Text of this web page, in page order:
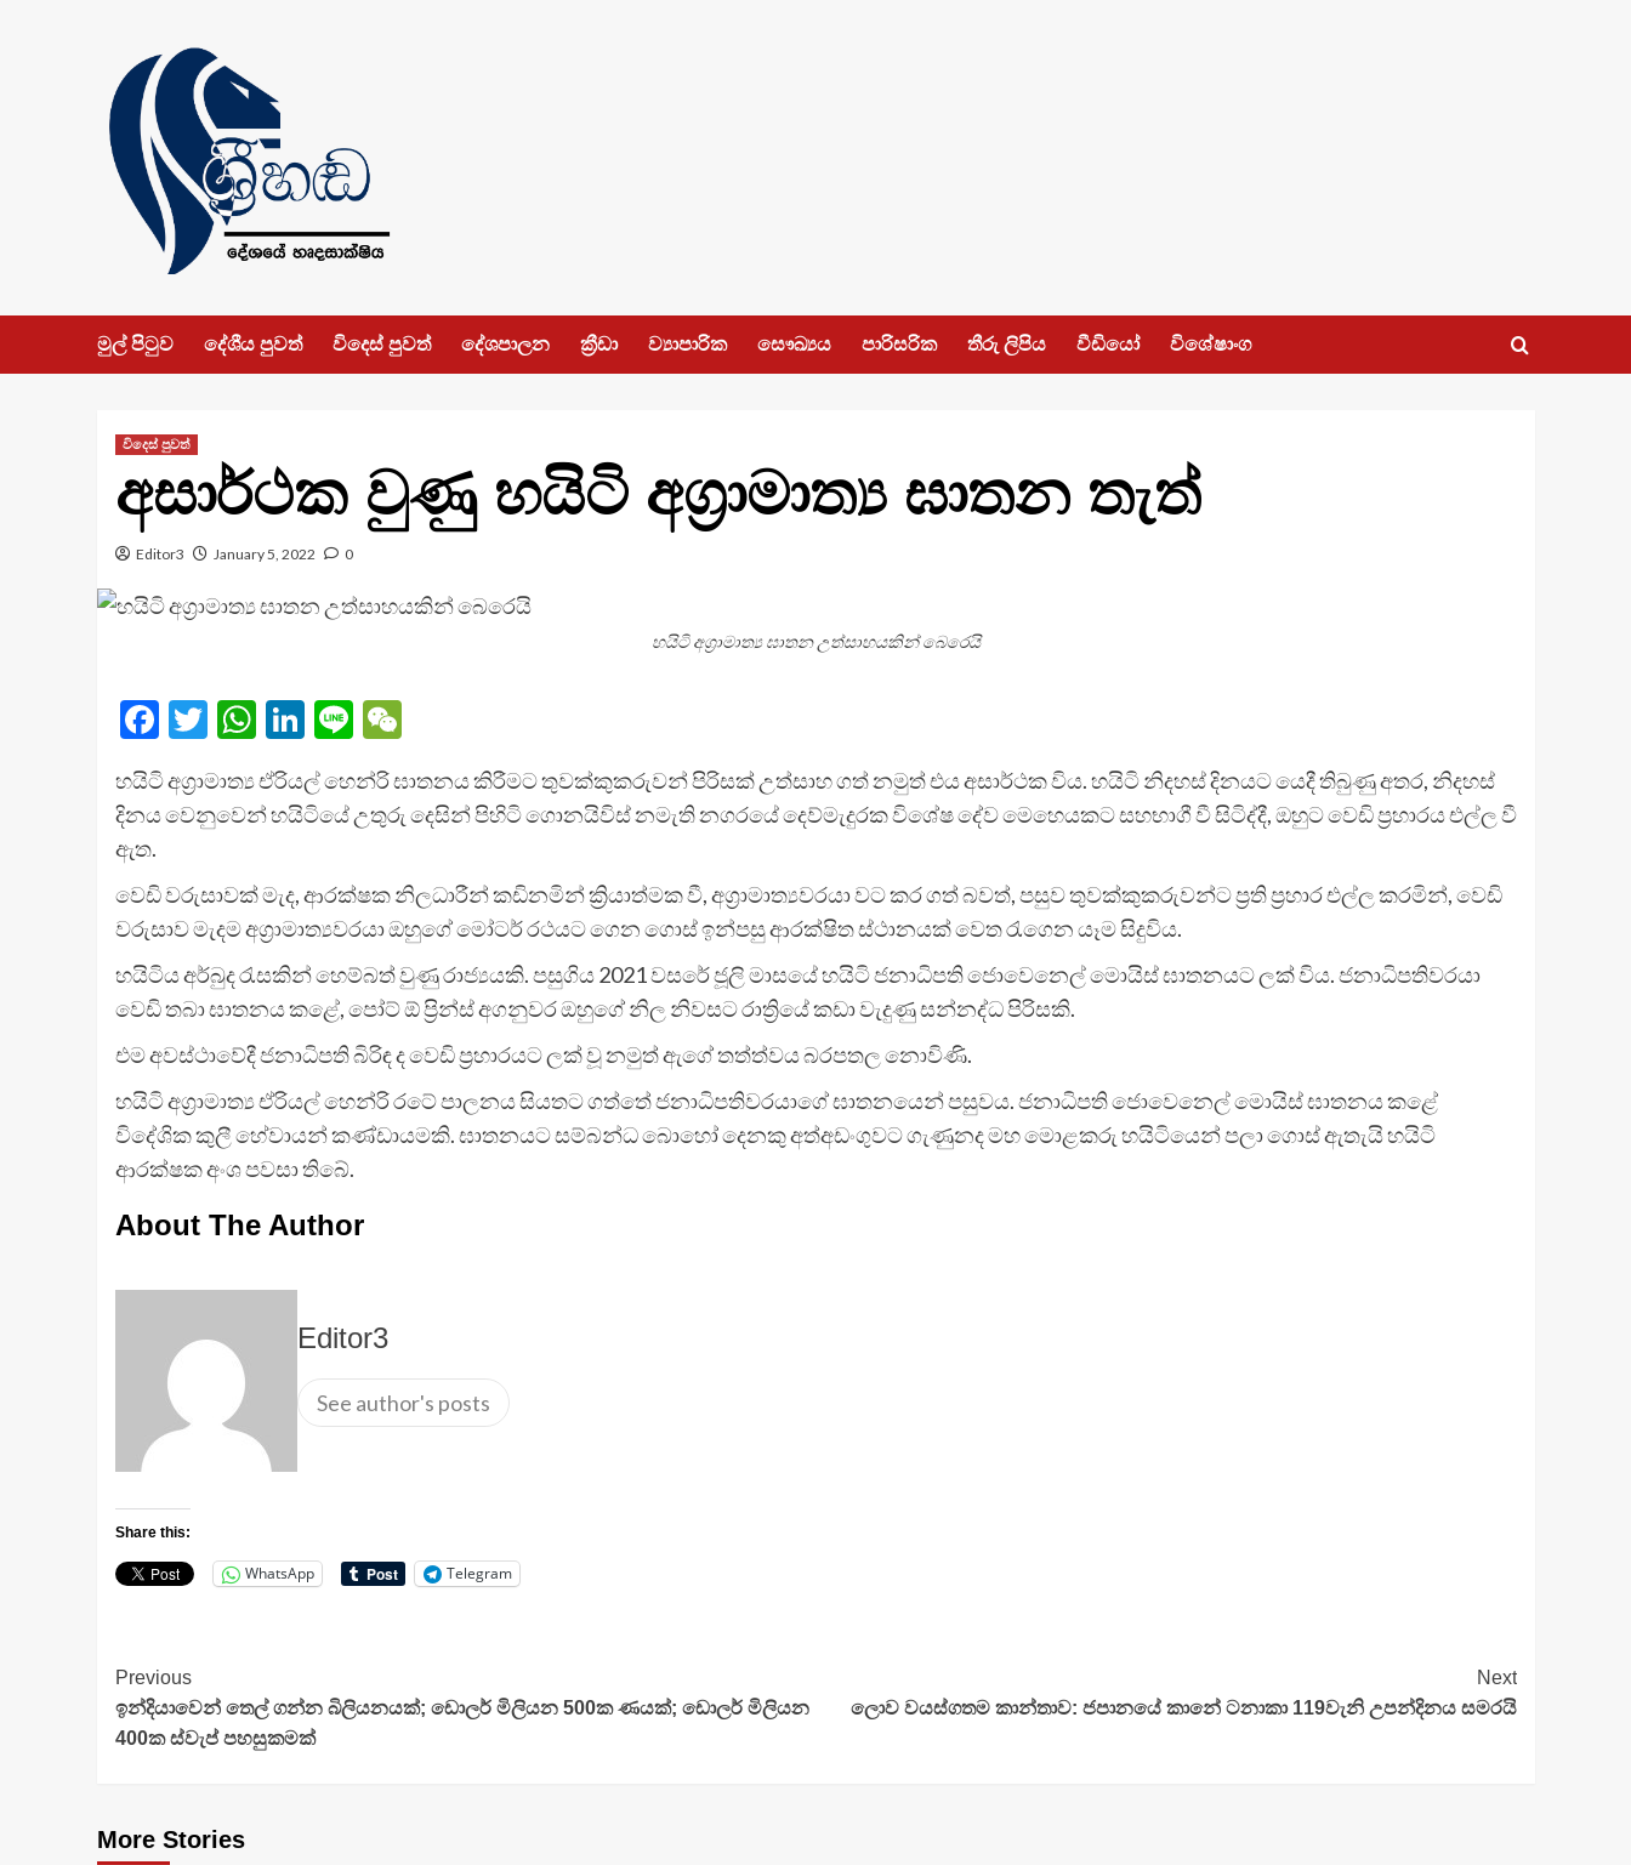
මුල් පිටුව දේශීය පුවත් විදෙස් පුවත් දේශපාලන ක්‍රීඩා ව්‍යාපාරික සෞඛ්‍යය පාරිසරික තීරු ලිපිය වීඩියෝ විශේෂාංග
විදෙස් පුවත්
අසාර්ථක වුණු හයිටි අග්‍රාමාත්‍ය ඝාතන තැත්
Editor3 January 5, 2022 0
හයිටි අග්‍රාමාත්‍ය ඝාතන උත්සාහයකින් බෙරෙයි
Facebook
Twitter
WhatsApp
LinkedIn
LineWeChat
හයිටි අග්‍රාමාත්‍ය ඒරියල් හෙන්රි ඝාතනය කිරීමට තුවක්කුකරුවන් පිරිසක් උත්සාහ ගත් නමුත් එය අසාර්ථක විය. හයිටි නිදහස් දිනයට යෙදී තිබුණු අතර, නිදහස්
දිනය වෙනුවෙන් හයිටියේ උතුරු දෙසින් පිහිටි ගොනයිවිස් නමැති නගරයේ දෙව්මැදුරක විශේෂ දේව මෙහෙයකට සහභාගී වී සිටිද්දී, ඔහුට වෙඩි ප්‍රහාරය එල්ල වී
ඇත.
වෙඩි වරුසාවක් මැද, ආරක්ෂක නිලධාරීන් කඩිනමින් ක්‍රියාත්මක වී, අග්‍රාමාත්‍යවරයා වට කර ගත් බවත්, පසුව තුවක්කුකරුවන්ට ප්‍රති ප්‍රහාර එල්ල කරමින්, වෙඩි
වරුසාව මැදම අග්‍රාමාත්‍යවරයා ඔහුගේ මෝටර් රථයට ගෙන ගොස් ඉන්පසු ආරක්ෂිත ස්ථානයක් වෙත රැගෙන යෑම සිදුවිය.
හයිටිය අර්බුද රැසකින් හෙම්බත් වුණු රාජ්‍යයකි. පසුගිය 2021 වසරේ ජූලි මාසයේ හයිටි ජනාධිපති ජොවෙනෙල් මොයිස් ඝාතනයට ලක් විය. ජනාධිපතිවරයා
වෙඩි තබා ඝාතනය කළේ, පෝට් ඕ ප්‍රින්ස් අගනුවර ඔහුගේ නිල නිවසට රාත්‍රියේ කඩා වැදුණු සන්නද්ධ පිරිසකි.
එම අවස්ථාවේදී ජනාධිපති බිරිඳ ද වෙඩි ප්‍රහාරයට ලක් වූ නමුත් ඇගේ තත්ත්වය බරපතල නොවිණි.
හයිටි අග්‍රාමාත්‍ය ඒරියල් හෙන්රි රටේ පාලනය සියතට ගත්තේ ජනාධිපතිවරයාගේ ඝාතනයෙන් පසුවය. ජනාධිපති ජොවෙනෙල් මොයිස් ඝාතනය කළේ
විදේශික කුලී හේවායන් කණ්ඩායමකි. ඝාතනයට සම්බන්ධ බොහෝ දෙනකු අත්අඩංගුවට ගැණුනද මහ මොළකරු හයිටියෙන් පලා ගොස් ඇතැයි හයිටි
ආරක්ෂක අංශ පවසා තිබේ.
About The Author
Editor3
See author's posts
Share this:
WhatsApp Telegram
Continue
Reading
Previous
ඉන්දියාවෙන් තෙල් ගන්න බිලියනයක්; ඩොලර් මිලියන 500ක ණයක්; ඩොලර් මිලියන
400ක ස්වැප් පහසුකමක්
Next
ලොව වයස්ගතම කාන්තාව: ජපානයේ කානේ ටනාකා 119වැනි උපන්දිනය සමරයි
More Stories